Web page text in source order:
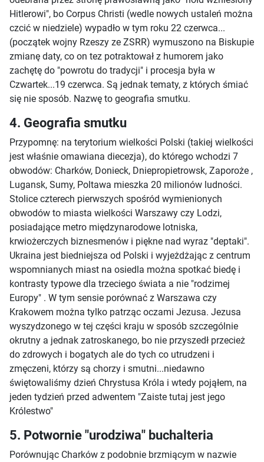
Hitlerowi", bo Corpus Christi (wedle nowych ustaleń można
czcić w niedziele) wypadło w tym roku 22 czerwca...
(początek wojny Rzeszy ze ZSRR) wymuszono na Biskupie
zmianę daty, co on tez potraktował z humorem jako
zachętę do "powrotu do tradycji" i procesja była w
Czwartek...19 czerwca. Są jednak tematy, z których śmiać
się nie sposób. Nazwę to geografia smutku.
4. Geografia smutku
Przypomnę: na terytorium wielkości Polski (takiej wielkości
jest właśnie omawiana diecezja), do którego wchodzi 7
obwodów: Charków, Donieck, Dniepropietrowsk, Zaporoże ,
Lugansk, Sumy, Poltawa mieszka 20 milionów ludności.
Stolice czterech pierwszych spośród wymienionych
obwodów to miasta wielkości Warszawy czy Lodzi,
posiadające metro międzynarodowe lotniska,
krwiożerczych biznesmenów i piękne nad wyraz "deptaki".
Ukraina jest biedniejsza od Polski i wyjeżdżając z centrum
wspomnianych miast na osiedla można spotkać biedę i
kontrasty typowe dla trzeciego świata a nie "rodzimej
Europy" . W tym sensie porównać z Warszawa czy
Krakowem można tylko patrząc oczami Jezusa. Jezusa
wyszydzonego w tej części kraju w sposób szczególnie
okrutny a jednak zatroskanego, bo nie przyszedł przecież
do zdrowych i bogatych ale do tych co utrudzeni i
zmęczeni, którzy są chorzy i smutni...niedawno
świętowaliśmy dzień Chrystusa Króla i wtedy pojąłem, na
jeden tydzień przed adwentem "Zaiste tutaj jest jego
Królestwo"
5. Potwornie "urodziwa" buchalteria
Porównując Charków z podobnie brzmiącym w nazwie